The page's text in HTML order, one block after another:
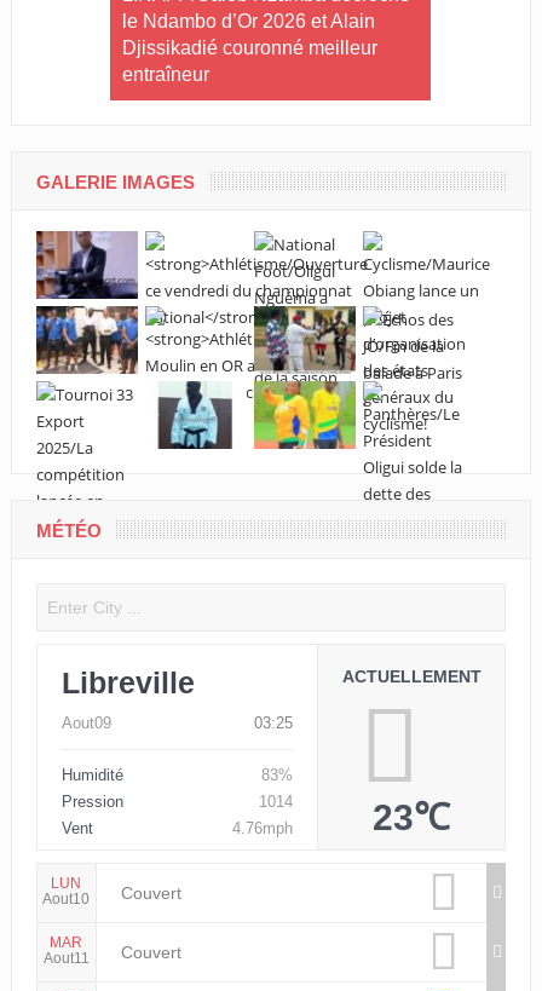
le Ndambo d’Or 2026 et Alain
Djissikadié couronné meilleur
entraîneur
GALERIE IMAGES
MÉTÉO
Libreville
Aout09 03:25
Humidité
83%
Pression
1014
Vent
4.76mph
ACTUELLEMENT
23℃
LUN
Aout10
Couvert
MAR
Aout11
Couvert